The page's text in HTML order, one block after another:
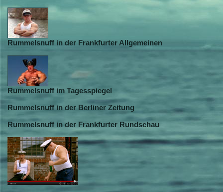
Rummelsnuff in der Frankfurter Allgemeinen
Rummelsnuff im Tagesspiegel
Rummelsnuff in der Berliner Zeitung
Rummelsnuff in der Frankfurter Rundschau